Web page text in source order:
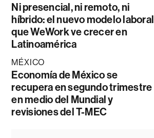
Ni presencial, ni remoto, ni
híbrido: el nuevo modelo laboral
que WeWork ve crecer en
Latinoamérica
MÉXICO
Economía de México se
recupera en segundo trimestre
en medio del Mundial y
revisiones del T-MEC